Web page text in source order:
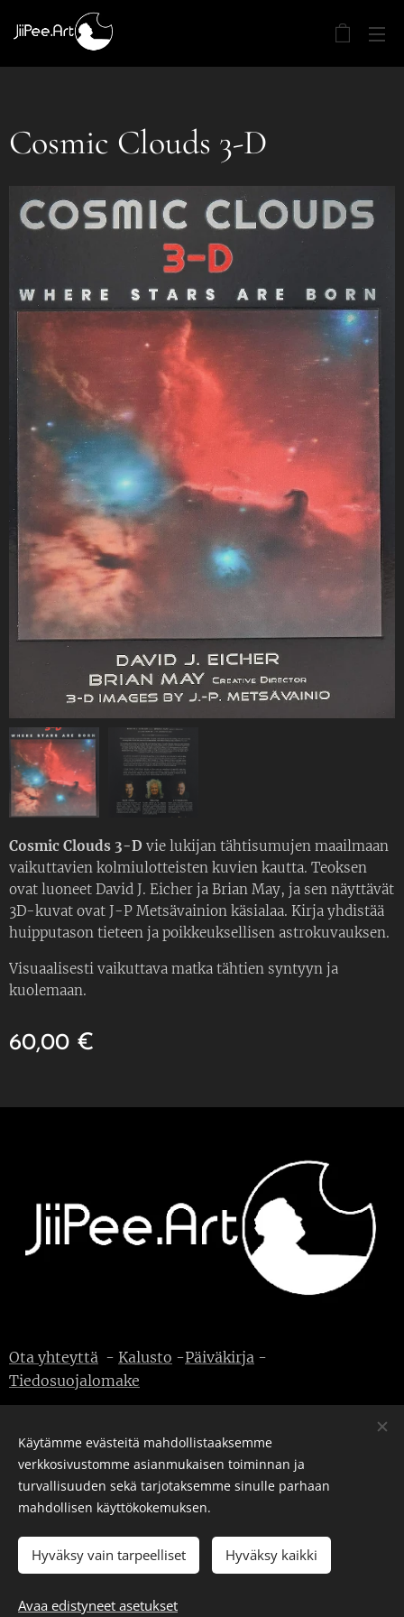
Cosmic Clouds 3-D
Cosmic Clouds 3-D vie lukijan tähtisumujen maailmaan
vaikuttavien kolmiulotteisten kuvien kautta. Teoksen
ovat luoneet David J. Eicher ja Brian May, ja sen näyttävät
3D-kuvat ovat J-P Metsävainion käsialaa. Kirja yhdistää
huipputason tieteen ja poikkeuksellisen astrokuvauksen.
Visuaalisesti vaikuttava matka tähtien syntyyn ja
kuolemaan.
60,00 €
LISÄÄ OSTOSKORIIN
Ota yhteyttä - Kalusto -Päiväkirja -
Tiedosuojalomake
© J-P Metsävainio. Kaikki oikeudet pidätetään.
Käytämme evästeitä mahdollistaaksemme
verkkosivustomme asianmukaisen toiminnan ja
turvallisuuden sekä tarjotaksemme sinulle parhaan
mahdollisen käyttökokemuksen.
Hyväksy vain tarpeelliset Hyväksy kaikki
Avaa edistyneet asetukset